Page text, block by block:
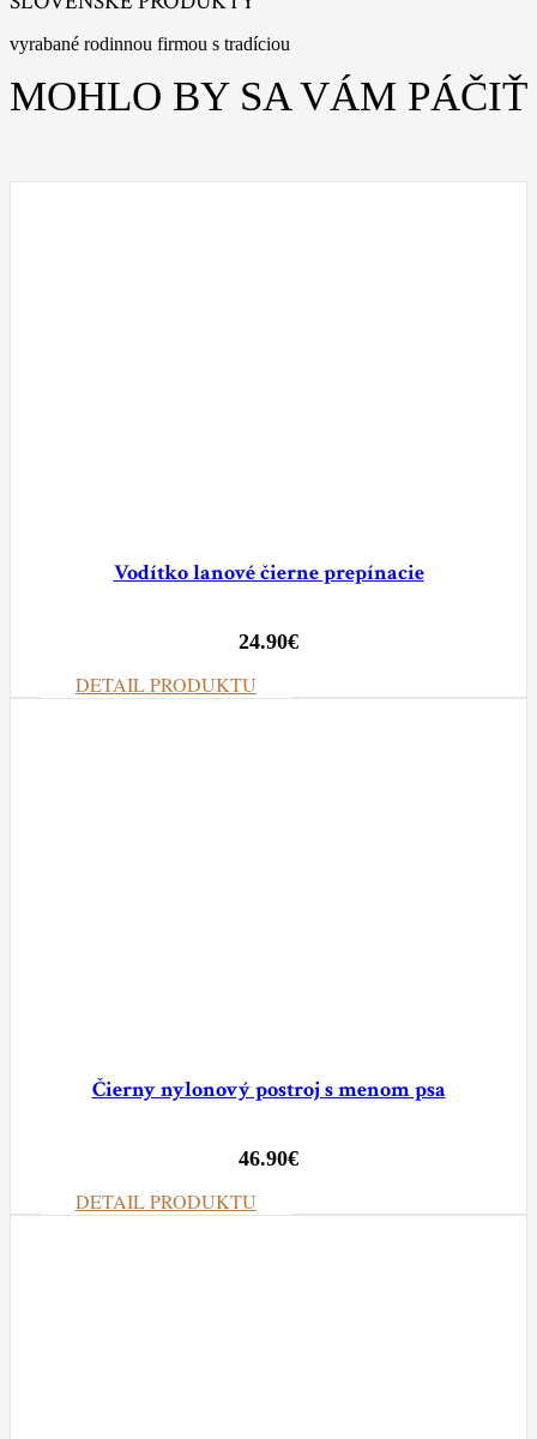
vyrabané rodinnou firmou s tradíciou
MOHLO BY SA VÁM PÁČIŤ
Vodítko lanové čierne prepínacie
24.90€
DETAIL PRODUKTU
Čierny nylonový postroj s menom psa
46.90€
DETAIL PRODUKTU